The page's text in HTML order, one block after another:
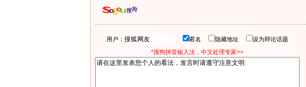
用户： 匿名 隐藏地址
设为辩论话题
*搜狗拼音输入法，中文处理专家>>